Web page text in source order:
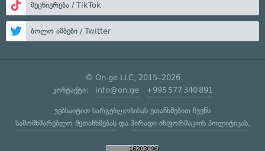
მეცნიერება / TikTok
ბოლო ამბები / Twitter
© On.ge LLC, 2015–2026
კონტაქტი: info@on.ge +995 577 340 891
ვებსაიტით სარგებლობისას ეთანხმებით ჩვენს
სამომხმარებლო შეთანხმებასდა პირადი ინფორმაციის პოლიტიკას.